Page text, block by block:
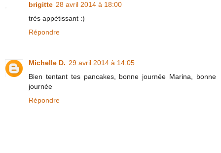
brigitte 28 avril 2014 à 18:00
très appétissant :)
Répondre
Michelle D. 29 avril 2014 à 14:05
Bien tentant tes pancakes, bonne journée Marina, bonne
journée
Répondre